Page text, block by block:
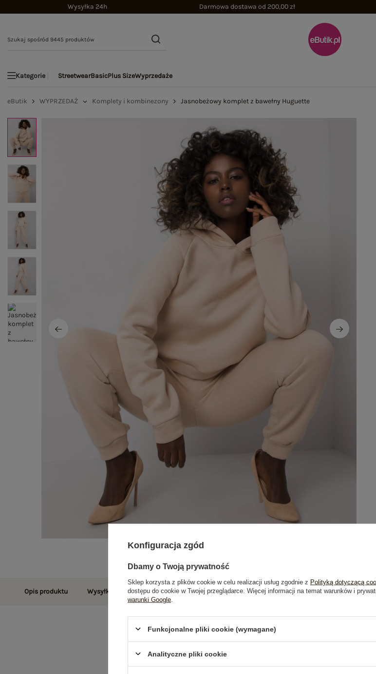
Wysyłka 24h Darmowa dostawa od 200,00 zł
Kategorie StreetwearBasicPlus SizeWyprzedaże
eButik WYPRZEDAŻ Komplety i kombinezony Jasnobeżowy komplet z bawełny Huguette
Opis produktu Wysyłka i dostawa Zwroty i reklamacje Opinie o produkcie(0)
Konfiguracja zgód
Dbamy o Twoją prywatność
Sklep korzysta z plików cookie w celu realizacji usług zgodnie z Polityką dotyczącą
dostępu do cookie w Twojej przeglądarce. Więcej informacji na temat warunków i
warunki Google
Funkcjonalne pliki cookie (wymagane)
Analityczne pliki cookie